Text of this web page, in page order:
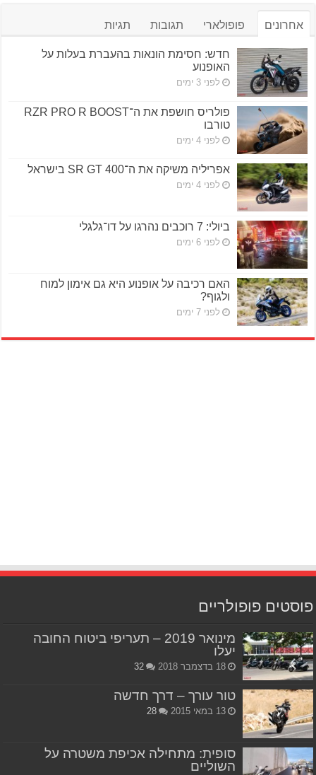
אחרונים פופולארי תגובות תגיות
חדש: חסימת הונאות בהעברת בעלות על
האופנוע
לפני 3 ימים
פולריס חושפת את ה־RZR PRO R BOOST
טורבו
לפני 4 ימים
אפריליה משיקה את ה־SR GT 400 בישראל
לפני 4 ימים
ביולי: 7 רוכבים נהרגו על דו־גלגלי
לפני 6 ימים
האם רכיבה על אופנוע היא גם אימון למוח
ולגוף?
לפני 7 ימים
פוסטים פופולריים
מינואר 2019 – תעריפי ביטוח החובה
יעלו
18 בדצמבר 2018 32
טור עורך – דרך חדשה
13 במאי 2015 28
סופית: מתחילה אכיפת משטרה על
השוליים